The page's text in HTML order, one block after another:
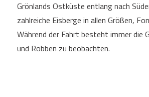
Grönlands Ostküste entlang nach
zahlreiche Eisberge in allen Größen,
Während der Fahrt besteht immer die
und Robben zu beobachten.